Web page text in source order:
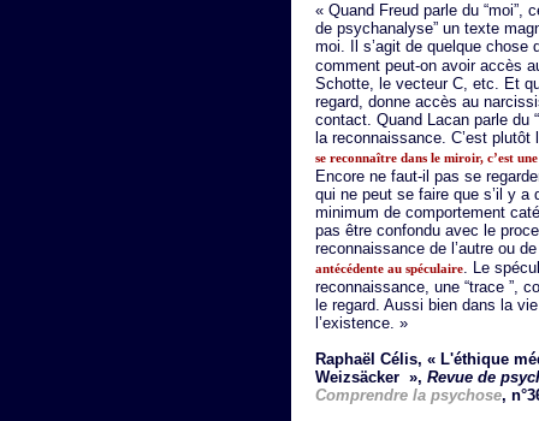
« Quand Freud parle du “moi”,
de psychanalyse” un texte
moi. Il s’agit de quelque chose
comment peut-on avoir accès
Schotte, le vecteur C, etc. Et
regard, donne accès au
contact. Quand Lacan parle du
la reconnaissance. C’est
se reconnaître dans le miroir, c’est
Encore ne faut-il pas se
qui ne peut se faire que s’il y a
minimum de comportement
pas être confondu avec le
reconnaissance de l’autre ou
antécédente au spéculaire. Le
reconnaissance, une “trace ”,
le regard. Aussi bien dans la
l’existence. »
Raphaël Célis, « L'éthique
Weizsäcker », Revue de
Comprendre la psychose,